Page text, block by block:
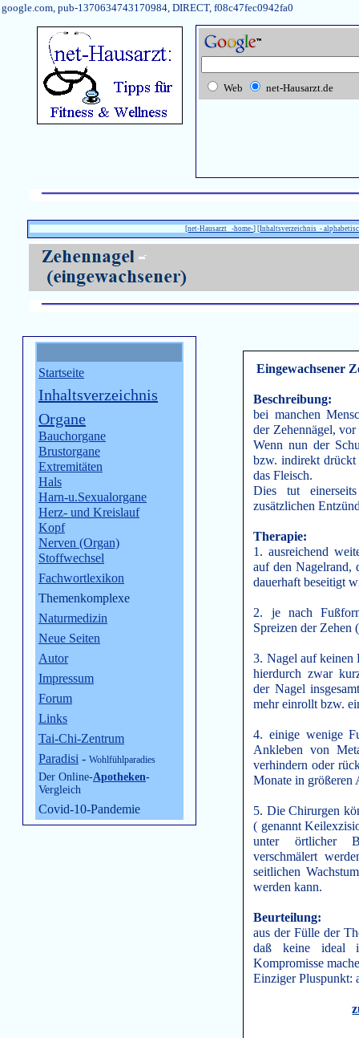
google.com, pub-1370634743170984, DIRECT, f08c47fec0942fa0
Web net-Hausarzt.de
[net-Hausarzt -home-] [Inhaltsverzeichnis -
Startseite
Inhaltsverzeichnis
Organe
Bauchorgane
Brustorgane
Extremitäten
Hals
Harn-u.Sexualorgane
Herz- und Kreislauf
Kopf
Nerven (Organ)
Stoffwechsel
Fachwortlexikon
Themenkomplexe
Naturmedizin
Neue Seiten
Autor
Impressum
Forum
Links
Tai-Chi-Zentrum
Paradisi - Wohlfühlparadies
Der Online-Apotheken-
Vergleich
Covid-10-Pandemie
Eingewachsener
Beschreibung:
bei manchen
der Zehennägel,
Wenn nun der
bzw. indirekt drückt
das Fleisch.
Dies tut
zusätzlichen
Therapie:
1. ausreichend
auf den Nagelrand,
dauerhaft beseitigt
2. je nach
Spreizen der Zehen
3. Nagel auf keinen
hierdurch zwar
der Nagel
mehr einrollt bzw.
4. einige wenige
Ankleben von
verhindern oder
Monate in größeren
5. Die Chirurgen
( genannt
unter örtlicher
verschmälert
seitlichen
werden kann.
Beurteilung:
aus der Fülle der
daß keine ideal
Kompromisse
Einziger Pluspunkt: